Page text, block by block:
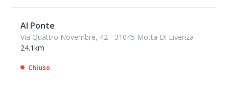
Al Ponte
Via Quattro Novembre, 42 - 31045 Motta Di Livenza -
24.1km
Chiuso